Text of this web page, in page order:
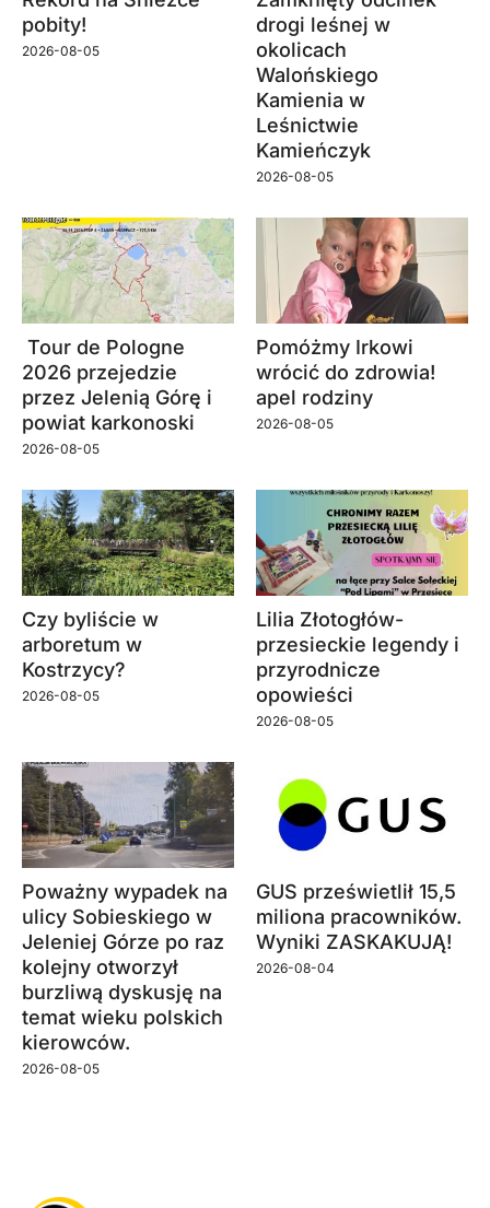
pobity!
2026-08-05
drogi leśnej w
okolicach
Walońskiego
Kamienia w
Leśnictwie
Kamieńczyk
2026-08-05
Tour de Pologne
2026 przejedzie
przez Jelenią Górę i
powiat karkonoski
2026-08-05
Pomóżmy Irkowi
wrócić do zdrowia!
apel rodziny
2026-08-05
Czy byliście w
arboretum w
Kostrzycy?
2026-08-05
Lilia Złotogłów-
przesieckie legendy i
przyrodnicze
opowieści
2026-08-05
Poważny wypadek na
ulicy Sobieskiego w
Jeleniej Górze po raz
kolejny otworzył
burzliwą dyskusję na
temat wieku polskich
kierowców.
2026-08-05
GUS prześwietlił 15,5
miliona pracowników.
Wyniki ZASKAKUJĄ!
2026-08-04